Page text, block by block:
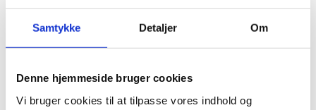
Samtykke Detaljer Om
Denne hjemmeside bruger cookies
Vi bruger cookies til at tilpasse vores indhold og
Det betyder i praksis, at styrelsen er i løbende dialog
ansatte ved institutionerne.